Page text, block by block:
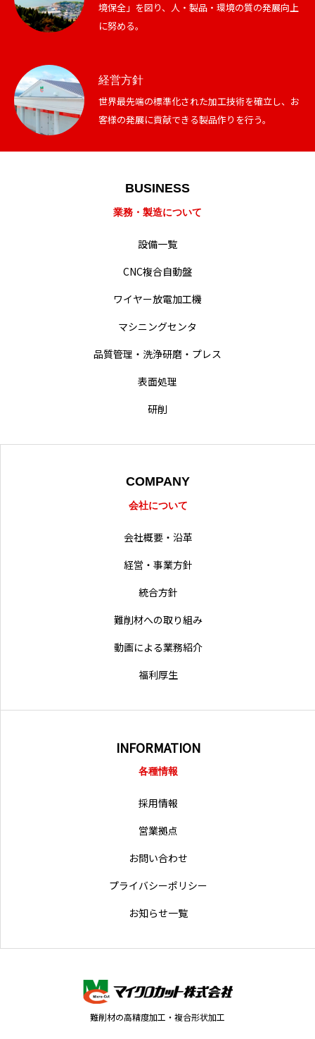
難削材への取り組み
境保全」を図り、人・製品・環境の質の発展向上
に努める。
経営方針
世界最先端の標準化された加工技術を確立し、お
客様の発展に貢献できる製品作りを行う。
BUSINESS
業務・製造について
設備一覧
CNC複合自動盤
ワイヤー放電加工機
マシニングセンタ
品質管理・洗浄研磨・プレス
表面処理
研削
COMPANY
会社について
会社概要・沿革
経営・事業方針
統合方針
難削材への取り組み
動画による業務紹介
福利厚生
INFORMATION
各種情報
採用情報
営業拠点
お問い合わせ
プライバシーポリシー
お知らせ一覧
難削材の高精度加工・複合形状加工